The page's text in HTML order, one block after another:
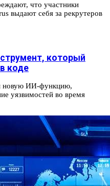
что участники
выдают себя за рекрутеров
который
коде
новую ИИ-функцию,
уязвимостей во время